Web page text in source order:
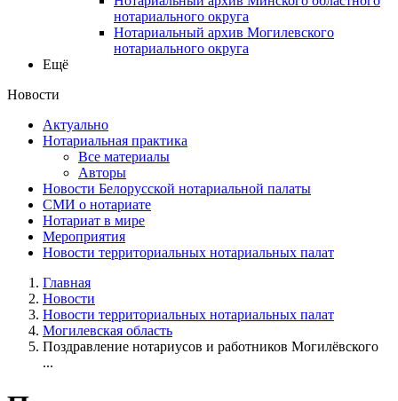
нотариального округа
Нотариальный архив Могилевского
нотариального округа
Ещё
Новости
Актуально
Нотариальная практика
Все материалы
Авторы
Новости Белорусской нотариальной палаты
СМИ о нотариате
Нотариат в мире
Мероприятия
Новости территориальных нотариальных палат
Главная
Новости
Новости территориальных нотариальных палат
Могилевская область
Поздравление нотариусов и работников Могилёвского
...